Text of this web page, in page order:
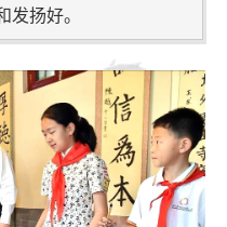
发扬好。